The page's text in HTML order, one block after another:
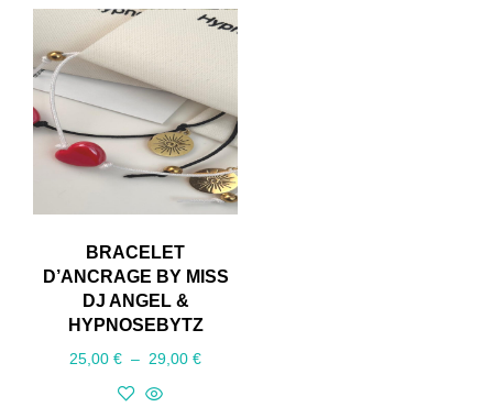
BRACELET
D’ANCRAGE BY MISS
DJ ANGEL &
HYPNOSEBYTZ
25,00€ – 29,00€Plage